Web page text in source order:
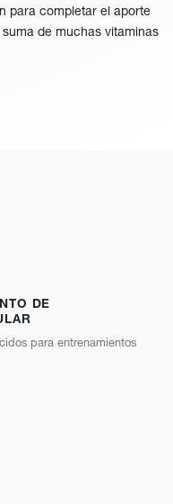
para completar el aporte
de muchas vitaminas
DE
para entrenamientos